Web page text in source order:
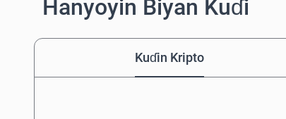
Hanyoyin Biyan Kuɗi
Kuɗin Kripto